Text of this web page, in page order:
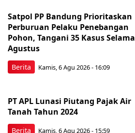
Berita
Satpol PP Bandung Prioritaskan
Perburuan Pelaku Penebangan
Pohon, Tangani 35 Kasus Selama
Agustus
Kamis, 6 Agu 2026 - 16:09
Berita
PT APL Lunasi Piutang Pajak Air
Tanah Tahun 2024
Kamis, 6 Agu 2026 - 15:59